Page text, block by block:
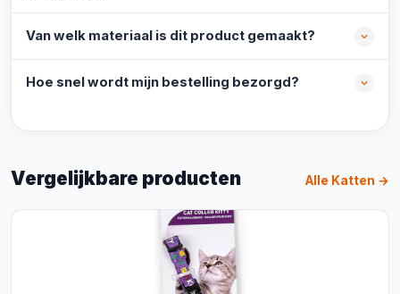
Van welk materiaal is dit product gemaakt?
Hoe snel wordt mijn bestelling bezorgd?
Vergelijkbare producten Alle Katten →